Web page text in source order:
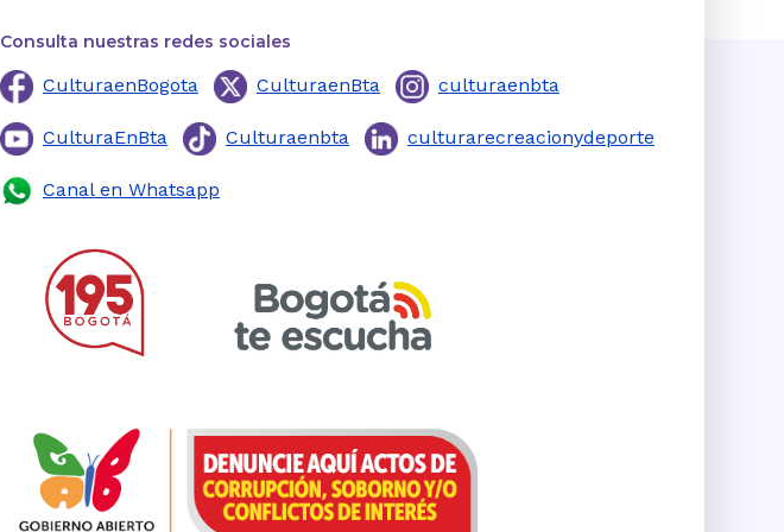
Consulta nuestras redes sociales
CulturaenBogota CulturaenBta culturaenbta
CulturaEnBta Culturaenbta culturarecreacionydeporte
Canal en Whatsapp